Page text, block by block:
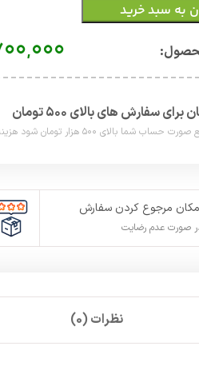
به سبد خرید
برای سفارش های بالای ۵۰۰ تومان
تومان شود هزینه پست برای شما به صورت رایگان محاصبه خواهد شد.
مرجوع کردن سفارش
صورت عدم رضایت
نظرات (0)